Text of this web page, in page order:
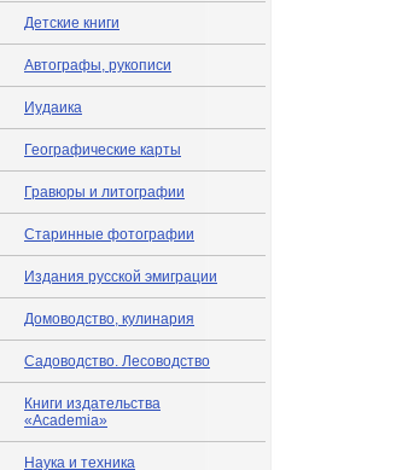
Детские книги
Автографы, рукописи
Иудаика
Географические карты
Гравюры и литографии
Старинные фотографии
Издания русской эмиграции
Домоводство, кулинария
Садоводство. Лесоводство
Книги издательства
«Academia»
Наука и техника